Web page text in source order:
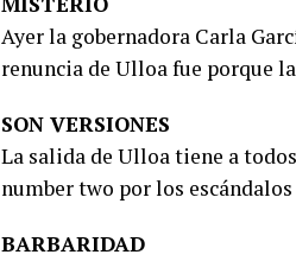
Ayer la gobernadora Carla
renuncia de Ulloa fue porque
SON VERSIONES
La salida de Ulloa tiene a
number two por los
BARBARIDAD